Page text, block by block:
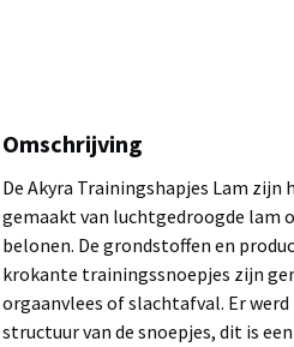
Omschrijving
De Akyra Trainingshapjes Lam
gemaakt van luchtgedroogde lam
belonen. De grondstoffen en
krokante trainingssnoepjes zijn
orgaanvlees of slachtafval. Er
structuur van de snoepjes, dit is